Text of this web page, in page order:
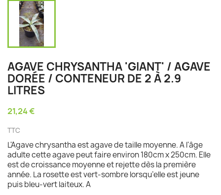
AGAVE CHRYSANTHA 'GIANT' / AGAVE
DORÉE / CONTENEUR DE 2 À 2.9
LITRES
21,24 €
TTC
L'Agave chrysantha est agave de taille moyenne. A l'âge
adulte cette agave peut faire environ 180cm x 250cm. Elle
est de croissance moyenne et rejette dès la première
année. La rosette est vert-sombre lorsqu’elle est jeune
puis bleu-vert laiteux. A